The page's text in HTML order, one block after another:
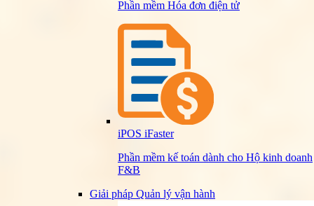
Phần mềm Hóa đơn điện tử
iPOS iFaster
Phần mềm kế toán dành cho Hộ kinh doanh
F&B
Giải pháp Quản lý vận hành